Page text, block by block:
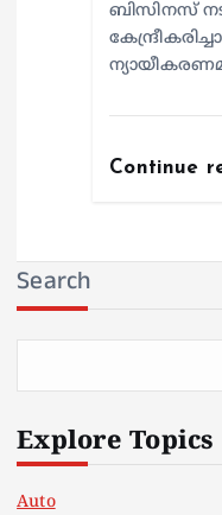
ബിസിനസ്
Continue
Search
Explore Topics
Auto